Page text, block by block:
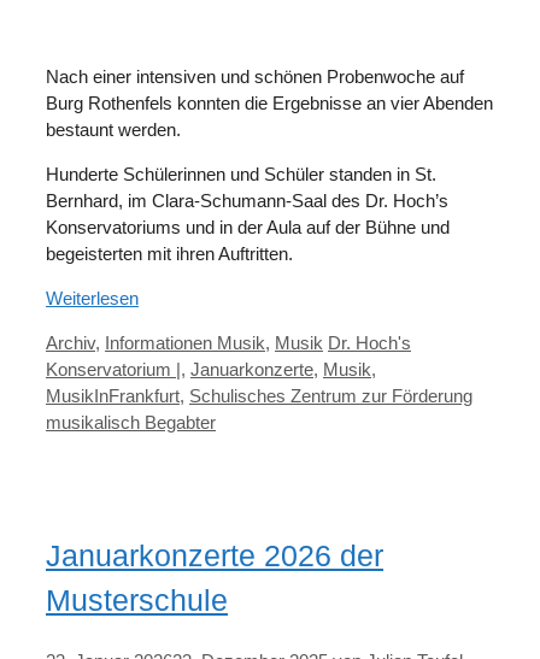
Nach einer intensiven und schönen Probenwoche auf
Burg Rothenfels konnten die Ergebnisse an vier Abenden
bestaunt werden.
Hunderte Schülerinnen und Schüler standen in St.
Bernhard, im Clara-Schumann-Saal des Dr. Hoch’s
Konservatoriums und in der Aula auf der Bühne und
begeisterten mit ihren Auftritten.
Weiterlesen
Kategorien
Archiv, Informationen Musik, Musik Schlagwörter
Dr. Hoch's
Konservatorium |, Januarkonzerte, Musik,
MusikInFrankfurt, Schulisches Zentrum zur Förderung
musikalisch Begabter
Januarkonzerte 2026 der
Musterschule